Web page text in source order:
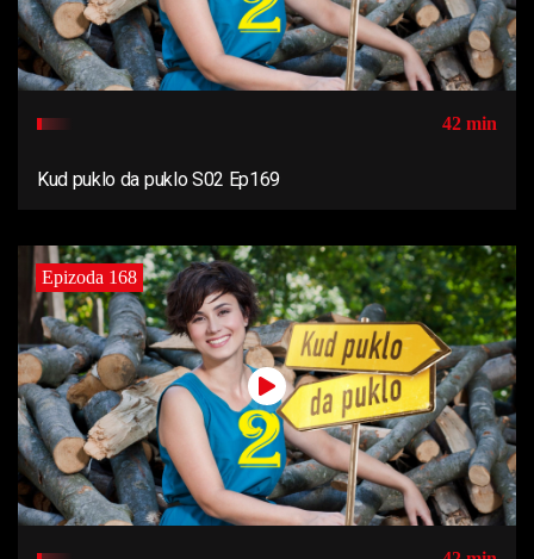
42 min
Kud puklo da puklo S02 Ep169
Epizoda 168